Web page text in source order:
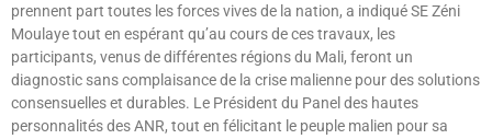
prennent part toutes les forces vives de la nation, a indiqué SE Zéni
Moulaye tout en espérant qu’au cours de ces travaux, les
participants, venus de différentes régions du Mali, feront un
diagnostic sans complaisance de la crise malienne pour des solutions
consensuelles et durables. Le Président du Panel des hautes
personnalités des ANR, tout en félicitant le peuple malien pour sa